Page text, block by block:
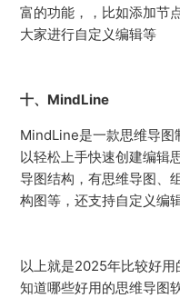
富的功能，，比如添加节
大家进行自定义编辑等
十、 MindLine
MindLine是一款思维导图
以轻松上手快速创建编辑
导图结构，有思维导图、
构图等，还支持自定义编
以上就是2025年比较好用
知道哪些好用的思维导图